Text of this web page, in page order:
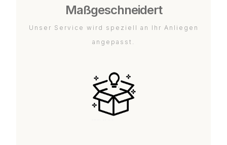
Maßgeschneidert
Unser Service wird speziell an Ihr Anliegen
angepasst.